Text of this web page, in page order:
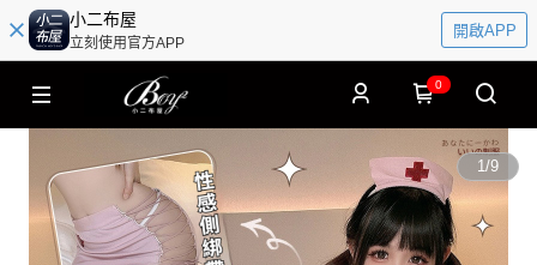
小二布屋
立刻使用官方APP
開啟APP
0
1/9